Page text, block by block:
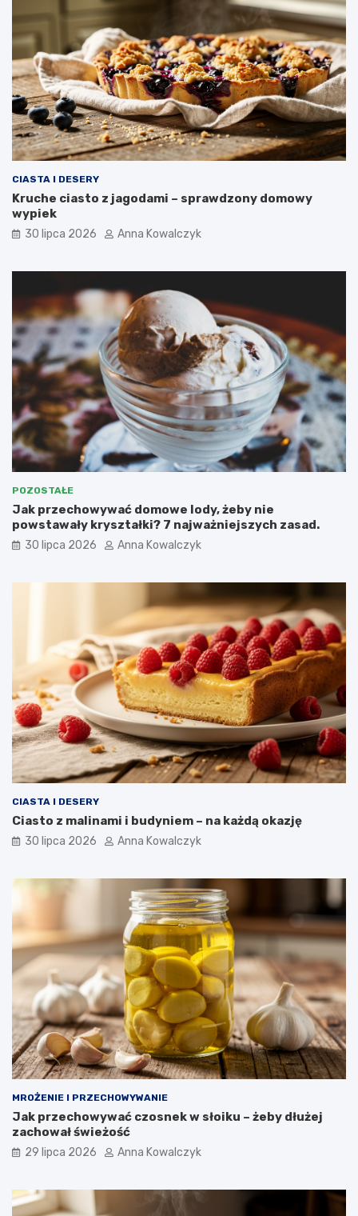
CIASTA I DESERY
Kruche ciasto z jagodami – sprawdzony domowy
wypiek
30 lipca 2026 Anna Kowalczyk
POZOSTAŁE
Jak przechowywać domowe lody, żeby nie
powstawały kryształki? 7 najważniejszych zasad.
30 lipca 2026 Anna Kowalczyk
CIASTA I DESERY
Ciasto z malinami i budyniem – na każdą okazję
30 lipca 2026 Anna Kowalczyk
MROŻENIE I PRZECHOWYWANIE
Jak przechowywać czosnek w słoiku – żeby dłużej
zachował świeżość
29 lipca 2026 Anna Kowalczyk